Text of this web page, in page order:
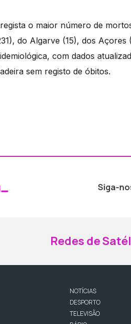
o maior número de
do Algarve (15), dos
com dados
sem registo de óbitos.
Siga-
Redes de
NOTÍCIAS
DESPORTO
TELEVISÃO